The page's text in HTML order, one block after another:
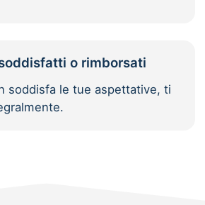
o rimborsati
soddisfa le tue aspettative, ti